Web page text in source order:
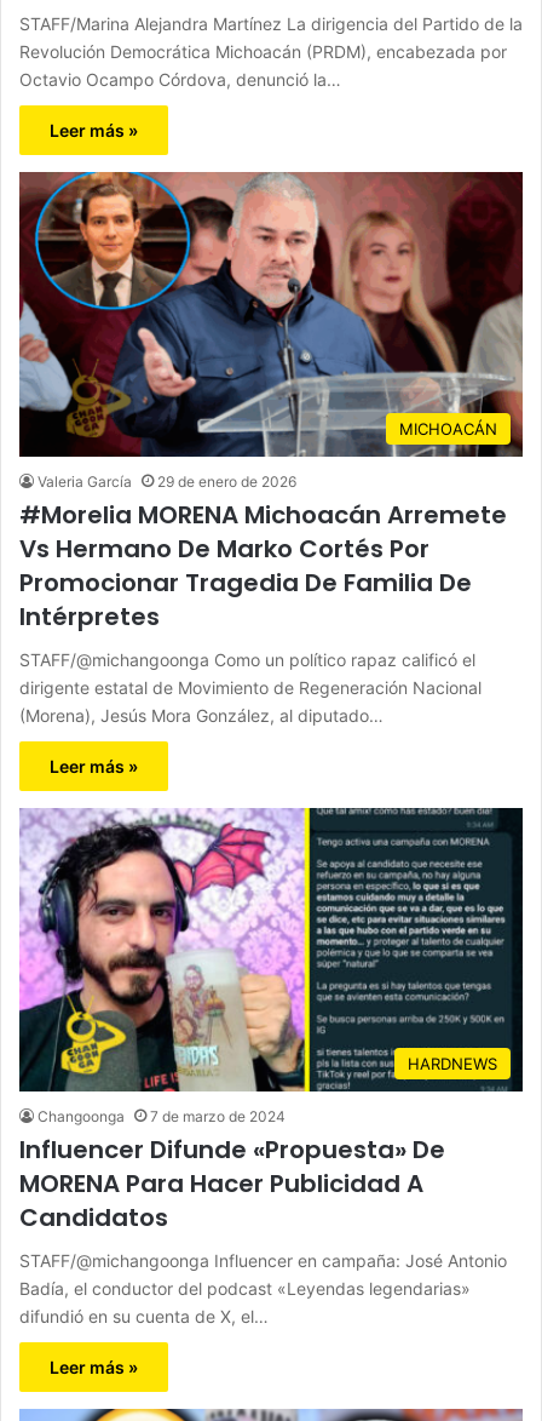
STAFF/Marina Alejandra Martínez La dirigencia del Partido de la
Revolución Democrática Michoacán (PRDM), encabezada por
Octavio Ocampo Córdova, denunció la…
Leer más »
MICHOACÁN
Valeria García 29 de enero de 2026
#Morelia MORENA Michoacán Arremete
Vs Hermano De Marko Cortés Por
Promocionar Tragedia De Familia De
Intérpretes
STAFF/@michangoonga Como un político rapaz calificó el
dirigente estatal de Movimiento de Regeneración Nacional
(Morena), Jesús Mora González, al diputado…
Leer más »
HARDNEWS
Changoonga 7 de marzo de 2024
Influencer Difunde «Propuesta» De
MORENA Para Hacer Publicidad A
Candidatos
STAFF/@michangoonga Influencer en campaña: José Antonio
Badía, el conductor del podcast «Leyendas legendarias»
difundió en su cuenta de X, el…
Leer más »